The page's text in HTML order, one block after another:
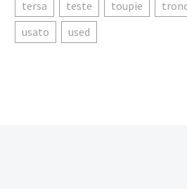
tersa
teste toupie
usato
used